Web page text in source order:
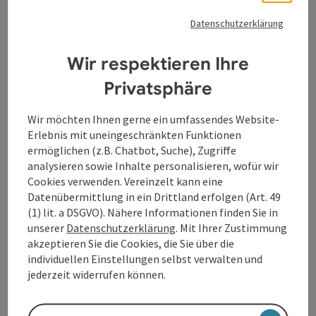
Beitrag merken: E-Ladestation - Schulzentrum
E-Ladestation - Schulzentrum
Steyregg
Unsere mit 100% Ökostrom betriebenen Ladestationen
bieten einen barrierefreien Zugang, dh. über den QR-
Code vor Ort kann auch mittels Kreditkarte bezahlt
werden – man benötigt weder eine Ladekarte noch ist
eine Registrierung notwendig. Natürlich besteht auch die
Möglichkeit, mittels ELLA-Ladekarte (www.ella.at) oder
EMC-Ladekarte des ElektroMobilitätsClub Österreich
(www.emcaustria.at) zu laden.
Steyregg
Öffnungszeiten
MOMontag geöffnet
DIDienstag geöffnet
MIMittwoch geöffnet
DODonnerstag geöffnet
FRFreitag geöffnet
SASamstag geöffnet
SOSonntag geöffnet
FEFeiertag geöffnet
Datenschutzerklärung
Wir respektieren Ihre
Privatsphäre
Wir möchten Ihnen gerne ein umfassendes Website-
Erlebnis mit uneingeschränkten Funktionen
ermöglichen (z.B. Chatbot, Suche), Zugriffe
analysieren sowie Inhalte personalisieren, wofür wir
Cookies verwenden. Vereinzelt kann eine
Datenübermittlung in ein Drittland erfolgen (Art. 49
(1) lit. a DSGVO). Nähere Informationen finden Sie in
unserer Datenschutzerklärung. Mit Ihrer Zustimmung
akzeptieren Sie die Cookies, die Sie über die
individuellen Einstellungen selbst verwalten und
jederzeit widerrufen können.